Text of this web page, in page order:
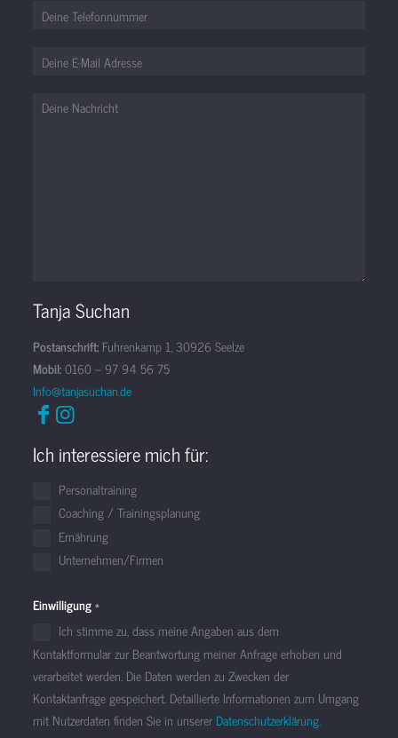
Tanja Suchan
Postanschrift: Fuhrenkamp 1, 30926 Seelze
Mobil:0160 – 97 94 56 75
Info@tanjasuchan.de
Ich interessiere mich für:
Personaltraining
Coaching / Trainingsplanung
Ernährung
Unternehmen/Firmen
Einwilligung*
Ich stimme zu, dass meine Angaben aus dem
Kontaktformular zur Beantwortung meiner Anfrage erhoben und
verarbeitet werden. Die Daten werden zu Zwecken der
Kontaktanfrage gespeichert. Detaillierte Informationen zum Umgang
mit Nutzerdaten finden Sie in unserer Datenschutzerklärung.